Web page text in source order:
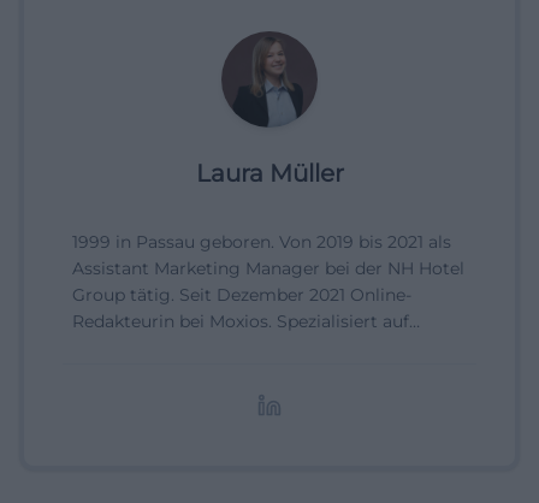
Laura Müller
1999 in Passau geboren. Von 2019 bis 2021 als
Assistant Marketing Manager bei der NH Hotel
Group tätig. Seit Dezember 2021 Online-
Redakteurin bei Moxios. Spezialisiert auf